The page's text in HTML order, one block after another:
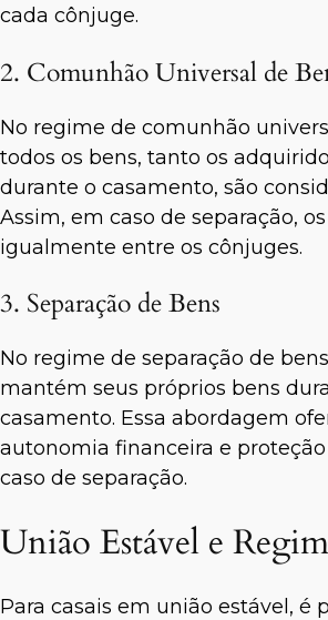
cada cônjuge.
2. Comunhão Universal de
No regime de comunhão
todos os bens, tanto os
durante o casamento, são
Assim, em caso de separação,
igualmente entre os cônjuges.
3. Separação de Bens
No regime de separação de
mantém seus próprios bens
casamento. Essa abordagem
autonomia financeira e
caso de separação.
União Estável e
Para casais em união estável, é